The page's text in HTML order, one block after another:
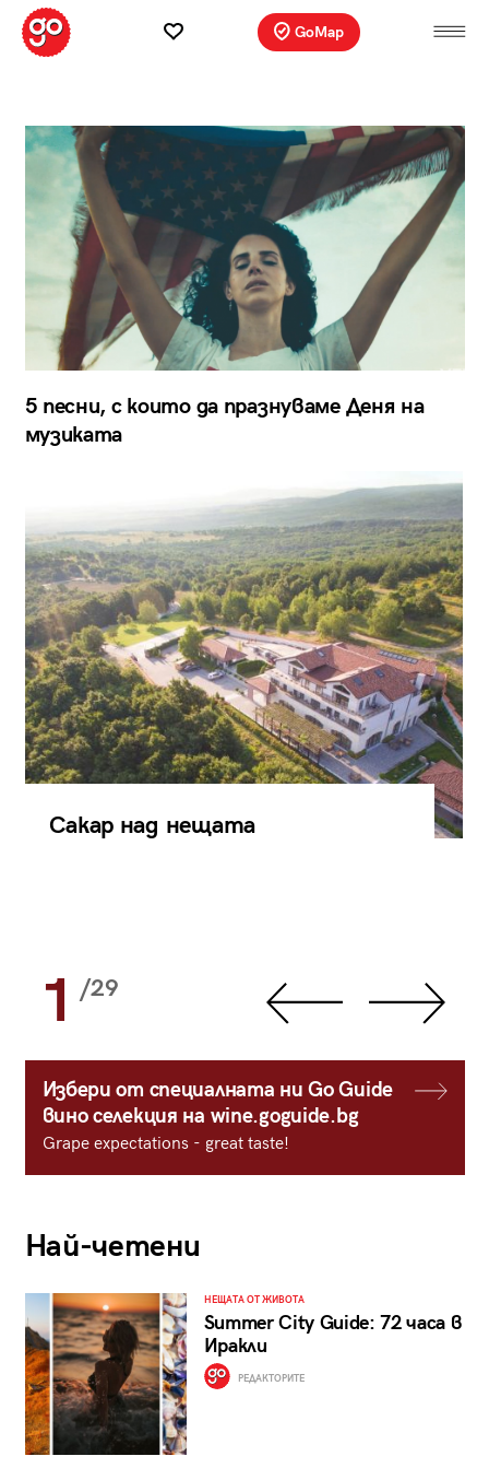
GoMap
5 песни, с които да празнуваме Деня на
музиката
Сакар над нещата
1 /29
Избери от специалната ни Go Guide
вино селекция на wine.goguide.bg
Grape expectations - great taste!
Най-четени
НЕЩАТА ОТ ЖИВОТА
Summer City Guide: 72 часа в
Иракли
РЕДАКТОРИТЕ